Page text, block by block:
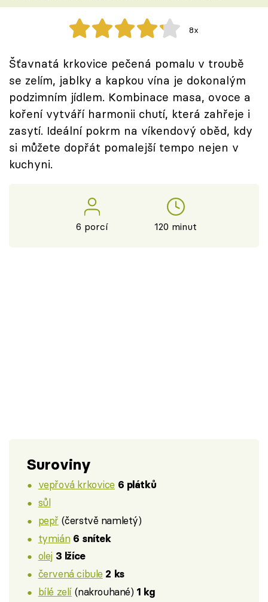
Těhotnej kuchař
Přihlášení
Sledujte nás
8x
Šťavnatá krkovice pečená pomalu v troubě
se zelím, jablky a kapkou vína je dokonalým
podzimním jídlem. Kombinace masa, ovoce a
koření vytváří harmonii chutí, která zahřeje i
zasytí. Ideální pokrm na víkendový oběd, kdy
si můžete dopřát pomalejší tempo nejen v
kuchyni.
6 porcí 120 minut
Suroviny
vepřová krkovice 6 plátků
sůl
pepř (čerstvě namletý)
tymián 6 snítek
olej 3 lžíce
červená cibule 2 ks
bílé zelí(nakrouhané) 1 kg